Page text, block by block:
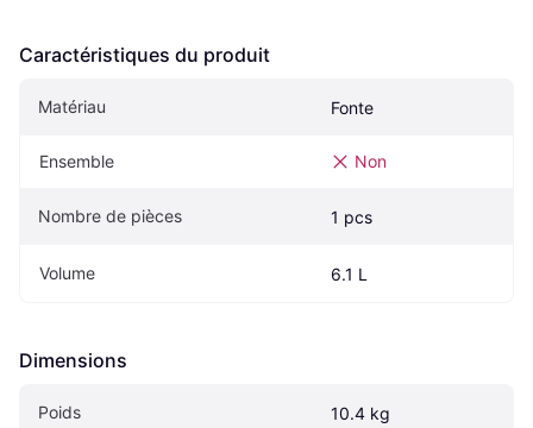
Caractéristiques du produit
Matériau Fonte
Ensemble Non
Nombre de pièces 1 pcs
Volume 6.1 L
Dimensions
Poids 10.4 kg